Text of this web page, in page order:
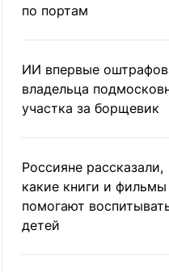
по портам
ИИ впервые
владельца
участка за борщевик
Россияне рассказали,
какие книги и фильмы
помогают
детей